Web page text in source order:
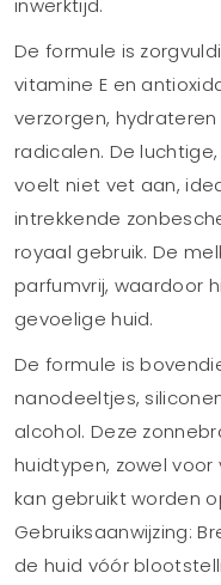
inwerktijd.
De formule is
vitamine E en
verzorgen,
radicalen. De
voelt niet vet aan,
intrekkende
royaal gebruik. De
parfumvrij, waardoor
gevoelige huid.
De formule is
nanodeeltjes,
alcohol. Deze
huidtypen, zowel voor
kan gebruikt worden
Gebruiksaanwijzing:
de huid vóór